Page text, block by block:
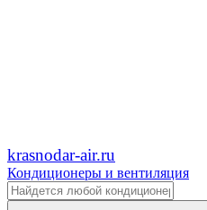
krasnodar-air.ru
Кондиционеры и вентиляция